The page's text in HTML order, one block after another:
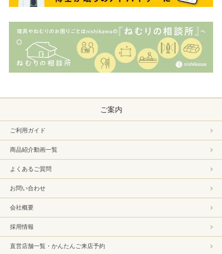
ご案内
ご利用ガイド
商品紹介動画一覧
よくあるご質問
お問い合わせ
会社概要
採用情報
直営店舗一覧・かんたんご来店予約